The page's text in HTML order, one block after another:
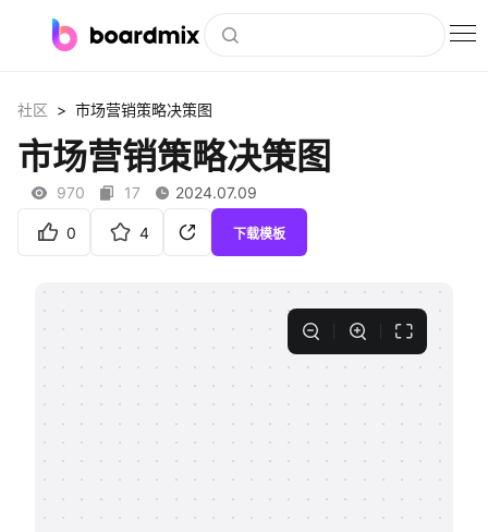
社区资源
下载
私有化部署
客户案例
社区 > 市场营销策略决策图
市场营销策略决策图
970 17 2024.07.09
0 4 下载模板